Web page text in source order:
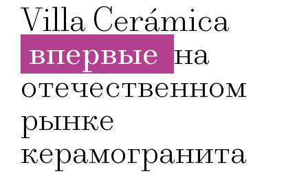
Villa Cerámica
впервые на
отечественном
рынке
керамогранита